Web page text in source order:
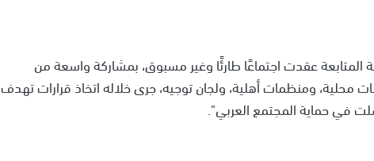
المتابعة عقدت اجتماعًا طارئًا وغير مسبوق، بمشاركة واسعة من
محلية، ومنظمات أهلية، ولجان توجيه، جرى خلاله اتخاذ قرارات تهدف
في حماية المجتمع العربي".